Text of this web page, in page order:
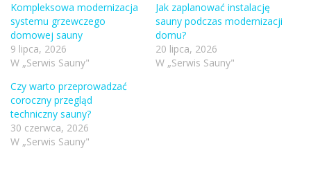
Kompleksowa modernizacja
systemu grzewczego
domowej sauny
9 lipca, 2026
W „Serwis Sauny"
Jak zaplanować instalację
sauny podczas modernizacji
domu?
20 lipca, 2026
W „Serwis Sauny"
Czy warto przeprowadzać
coroczny przegląd
techniczny sauny?
30 czerwca, 2026
W „Serwis Sauny"